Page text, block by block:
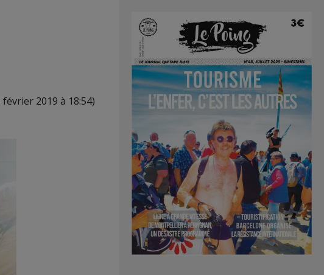
2019 à 18:54)